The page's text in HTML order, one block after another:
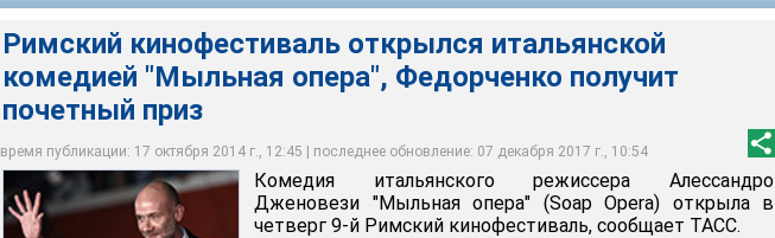
Римский кинофестиваль открылся итальянской
комедией "Мыльная опера", Федорченко получит
почетный приз
время публикации: 17 октября 2014 г., 12:45 | последнее обновление: 07 декабря 2017 г., 10:54
Global Look Press
Комедия итальянского режиссера Алессандро
Дженовези "Мыльная опера" (Soap Opera) открыла в
четверг 9-й Римский кинофестиваль, сообщает ТАСС.